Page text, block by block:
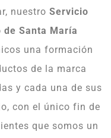
nuestro Servicio
de Santa María
una formación
de la marca
y cada una de sus
con el único fin de
que somos un